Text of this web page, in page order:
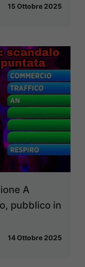
15 Ottobre 2025
A
pubblico in
14 Ottobre 2025